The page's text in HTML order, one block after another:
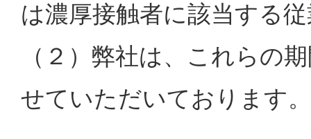
は濃厚接触者に該当する
（２）弊社は、これらの
せていただいております。